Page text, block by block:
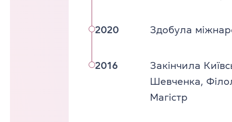
2020 Здобула
2016
Закінчила
Шевченка,
Магістр